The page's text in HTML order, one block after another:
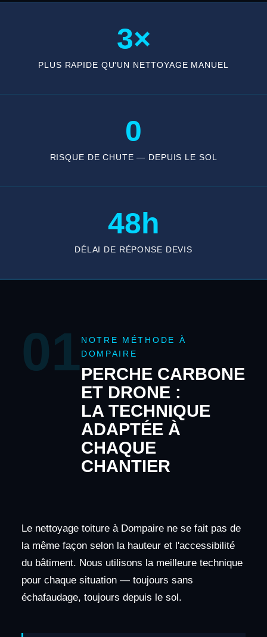
3×
PLUS RAPIDE QU'UN NETTOYAGE MANUEL
0
RISQUE DE CHUTE — DEPUIS LE SOL
48h
DÉLAI DE RÉPONSE DEVIS
01 NOTRE MÉTHODE À
DOMPAIRE
PERCHE CARBONE
ET DRONE :
LA TECHNIQUE
ADAPTÉE À
CHAQUE
CHANTIER
Le nettoyage toiture à Dompaire ne se fait pas de
la même façon selon la hauteur et l'accessibilité
du bâtiment. Nous utilisons la meilleure technique
pour chaque situation — toujours sans
échafaudage, toujours depuis le sol.